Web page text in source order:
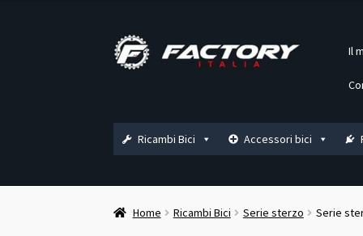
Vai
alla
Vai
al
Il
Ricambi Bici Accessori bici
Home Ricambi Bici Serie sterzo Serie